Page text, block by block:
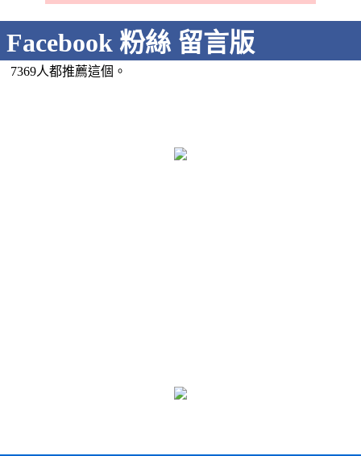
Facebook 粉絲 留言版
7369人都推薦這個。